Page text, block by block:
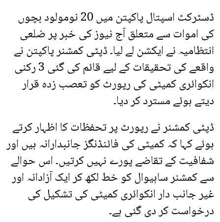
ڈسٹرکٹ اسپتال پاکپتن میں 20 نومولود بچوں
کی اموات سے متعلق آج نیوز کی خبر پر ضلعی
انتظامیہ نے ایکشن لے لیا۔ ڈپٹی کمشنر پاکپتن نے
واقعے کی تحقیقات کے لیے قائم کی گئی 3 رکنی
انکوائری کمیٹی کی رپورٹ کو تعصب زدہ قرار
دیتے ہوئے مسترد کر دیا۔
ڈپٹی کمشنر نے رپورٹ پر تحفظات کا اظہار کرتے
ہوئے کہا کہ کمیٹی کی فائنڈنگز جانبدارانہ ہیں اور
شفافیت کے تقاضے پورے نہیں کرتیں۔ اس حوالے
سے کمشنر ساہیوال کو خط لکھ کر ایک آزادانہ اور
غیر جانب دار انکوائری کمیٹی کی تشکیل کی
درخواست کر دی گئی ہے۔